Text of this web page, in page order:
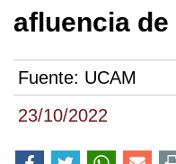
23/10/2022
afluencia
Fuente: UCAM